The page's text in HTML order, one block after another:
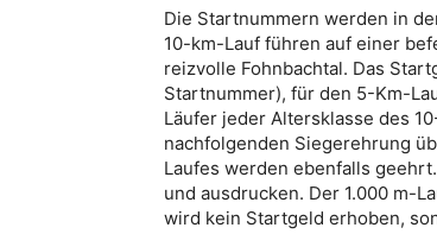
Die Startnummern werden in
10-km-Lauf führen auf einer
reizvolle Fohnbachtal. Das
Startnummer), für den 5-Km-
Läufer jeder Altersklasse des
nachfolgenden Siegerehrung
Laufes werden ebenfalls
und ausdrucken. Der 1.000 m-
wird kein Startgeld erhoben,